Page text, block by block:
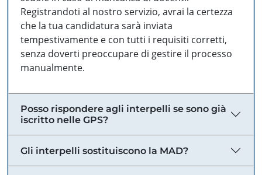
Registrandoti al nostro servizio, avrai la certezza
che la tua candidatura sarà inviata
tempestivamente e con tutti i requisiti corretti,
senza doverti preoccupare di gestire il processo
manualmente.
Posso rispondere agli interpelli se sono già
iscritto nelle GPS?
Gli interpelli sostituiscono la MAD?